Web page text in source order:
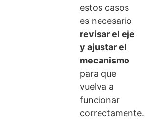
estos casos
es necesario
revisar el eje
y ajustar el
mecanismo
para que
vuelva a
funcionar
correctamente.